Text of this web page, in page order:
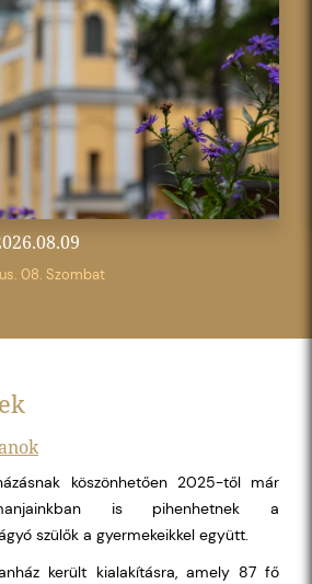
08. Szombat
köszönhetően 2025-től már
is pihenhetnek a
szülők a gyermekeikkel együtt.
került kialakításra, amely 87 fő